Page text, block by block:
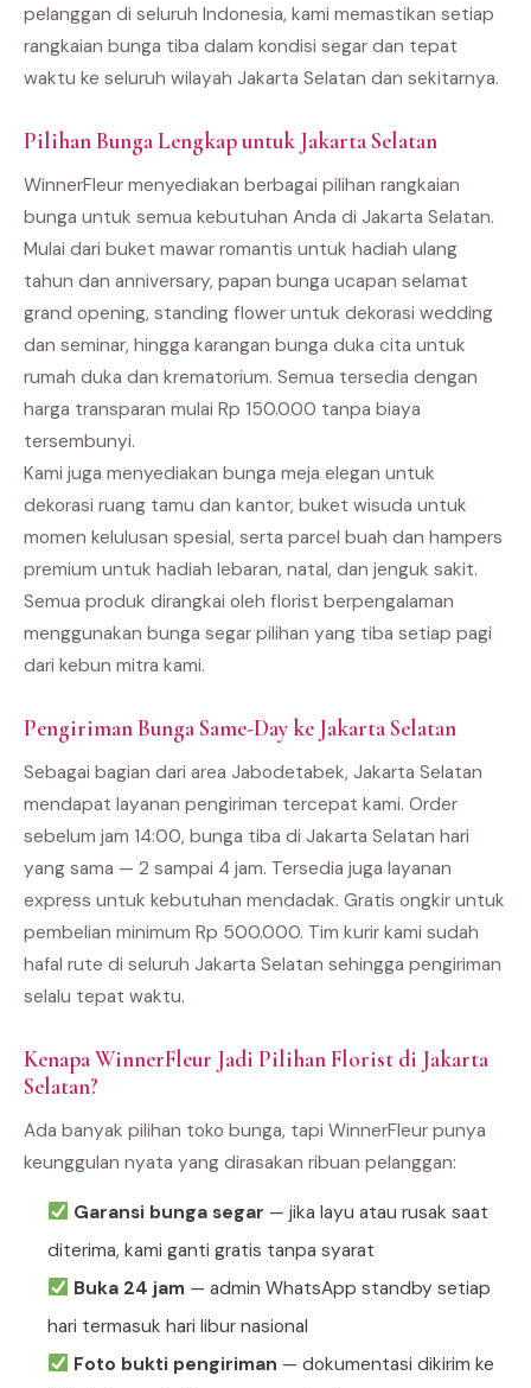
pelanggan di seluruh Indonesia, kami memastikan setiap
rangkaian bunga tiba dalam kondisi segar dan tepat
waktu ke seluruh wilayah Jakarta Selatan dan sekitarnya.
Pilihan Bunga Lengkap untuk Jakarta Selatan
WinnerFleur menyediakan berbagai pilihan rangkaian
bunga untuk semua kebutuhan Anda di Jakarta Selatan.
Mulai dari buket mawar romantis untuk hadiah ulang
tahun dan anniversary, papan bunga ucapan selamat
grand opening, standing flower untuk dekorasi wedding
dan seminar, hingga karangan bunga duka cita untuk
rumah duka dan krematorium. Semua tersedia dengan
harga transparan mulai Rp 150.000 tanpa biaya
tersembunyi.
Kami juga menyediakan bunga meja elegan untuk
dekorasi ruang tamu dan kantor, buket wisuda untuk
momen kelulusan spesial, serta parcel buah dan hampers
premium untuk hadiah lebaran, natal, dan jenguk sakit.
Semua produk dirangkai oleh florist berpengalaman
menggunakan bunga segar pilihan yang tiba setiap pagi
dari kebun mitra kami.
Pengiriman Bunga Same-Day ke Jakarta Selatan
Sebagai bagian dari area Jabodetabek, Jakarta Selatan
mendapat layanan pengiriman tercepat kami. Order
sebelum jam 14:00, bunga tiba di Jakarta Selatan hari
yang sama — 2 sampai 4 jam. Tersedia juga layanan
express untuk kebutuhan mendadak. Gratis ongkir untuk
pembelian minimum Rp 500.000. Tim kurir kami sudah
hafal rute di seluruh Jakarta Selatan sehingga pengiriman
selalu tepat waktu.
Kenapa WinnerFleur Jadi Pilihan Florist di Jakarta
Selatan?
Ada banyak pilihan toko bunga, tapi WinnerFleur punya
keunggulan nyata yang dirasakan ribuan pelanggan:
Garansi bunga segar — jika layu atau rusak saat
diterima, kami ganti gratis tanpa syarat
Buka 24 jam— admin WhatsApp standby setiap
hari termasuk hari libur nasional
Foto bukti pengiriman — dokumentasi dikirim ke